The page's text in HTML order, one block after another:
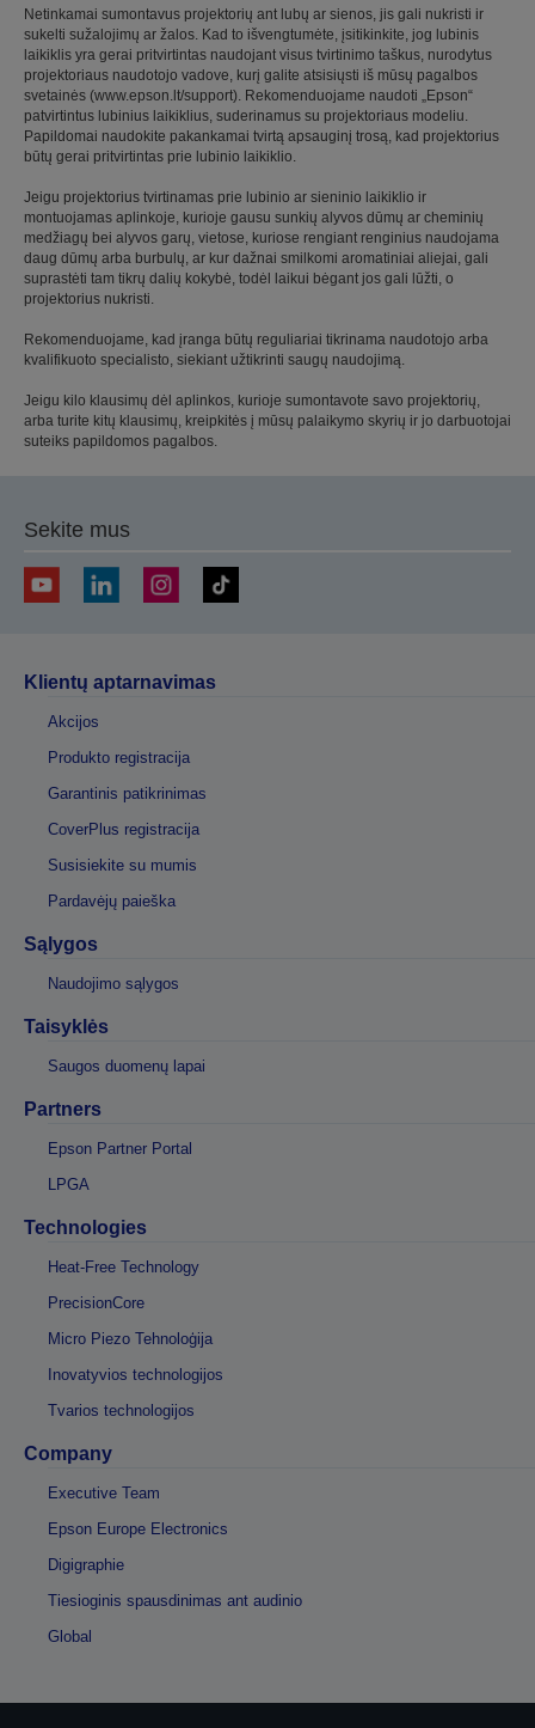
Netinkamai sumontavus projektorių ant lubų ar sienos, jis gali nukristi ir
sukelti sužalojimų ar žalos. Kad to išvengtumėte, įsitikinkite, jog lubinis
laikiklis yra gerai pritvirtintas naudojant visus tvirtinimo taškus, nurodytus
projektoriaus naudotojo vadove, kurį galite atsisiųsti iš mūsų pagalbos
svetainės (www.epson.lt/support). Rekomenduojame naudoti „Epson“
patvirtintus lubinius laikiklius, suderinamus su projektoriaus modeliu.
Papildomai naudokite pakankamai tvirtą apsauginį trosą, kad projektorius
būtų gerai pritvirtintas prie lubinio laikiklio.
Jeigu projektorius tvirtinamas prie lubinio ar sieninio laikiklio ir
montuojamas aplinkoje, kurioje gausu sunkių alyvos dūmų ar cheminių
medžiagų bei alyvos garų, vietose, kuriose rengiant renginius naudojama
daug dūmų arba burbulų, ar kur dažnai smilkomi aromatiniai aliejai, gali
suprastėti tam tikrų dalių kokybė, todėl laikui bėgant jos gali lūžti, o
projektorius nukristi.
Rekomenduojame, kad įranga būtų reguliariai tikrinama naudotojo arba
kvalifikuoto specialisto, siekiant užtikrinti saugų naudojimą.
Jeigu kilo klausimų dėl aplinkos, kurioje sumontavote savo projektorių,
arba turite kitų klausimų, kreipkitės į mūsų palaikymo skyrių ir jo darbuotojai
suteiks papildomos pagalbos.
Sekite mus
Klientų aptarnavimas
Akcijos
Produkto registracija
Garantinis patikrinimas
CoverPlus registracija
Susisiekite su mumis
Pardavėjų paieška
Sąlygos
Naudojimo sąlygos
Taisyklės
Saugos duomenų lapai
Partners
Epson Partner Portal
LPGA
Technologies
Heat-Free Technology
PrecisionCore
Micro Piezo Tehnoloģija
Inovatyvios technologijos
Tvarios technologijos
Company
Executive Team
Epson Europe Electronics
Digigraphie
Tiesioginis spausdinimas ant audinio
Global